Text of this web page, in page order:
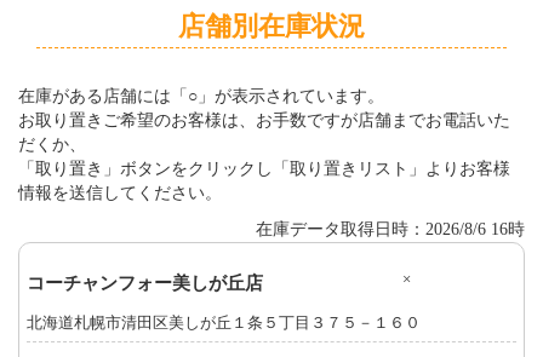
店舗別在庫状況
在庫がある店舗には「○」が表示されています。
お取り置きご希望のお客様は、お手数ですが店舗までお電話いた
だくか、
「取り置き」ボタンをクリックし「取り置きリスト」よりお客様
情報を送信してください。
在庫データ取得日時：2026/8/6 16時
コーチャンフォー美しが丘店 ×
北海道札幌市清田区美しが丘１条５丁目３７５－１６０